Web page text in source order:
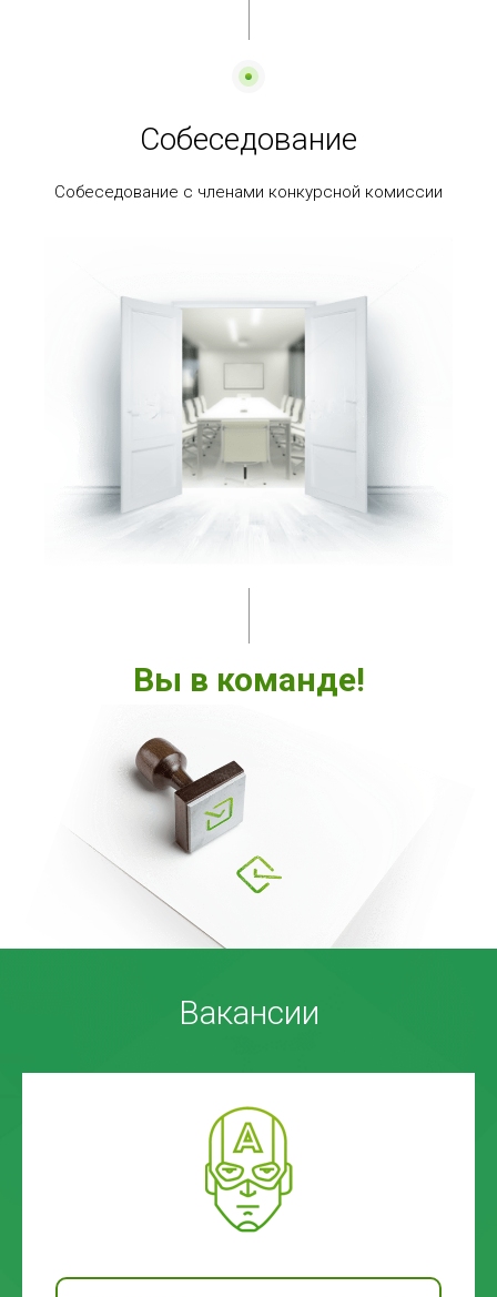
Собеседование
Собеседование с членами конкурсной комиссии
Вы в команде!
Вакансии